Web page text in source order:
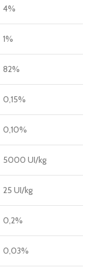
4%
1%
82%
0,15%
0,10%
5000 UI/kg
25 UI/kg
0,2%
0,03%